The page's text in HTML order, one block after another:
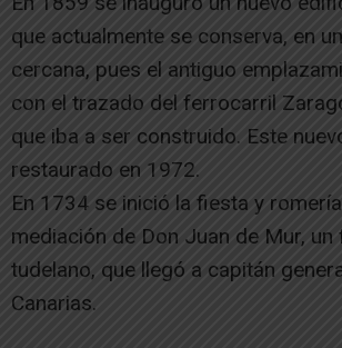
que actualmente se conserva, en
cercana, pues el antiguo
con el trazado del ferrocarril
que iba a ser construido. Este
restaurado en 1972.
En 1734 se inició la fiesta y
mediación de Don Juan de Mur,
tudelano, que llegó a capitán
Canarias.